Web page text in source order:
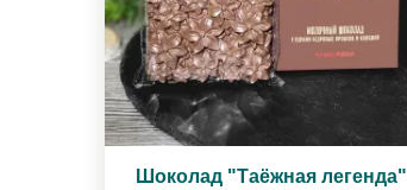
Шоколад "Таёжная легенда"